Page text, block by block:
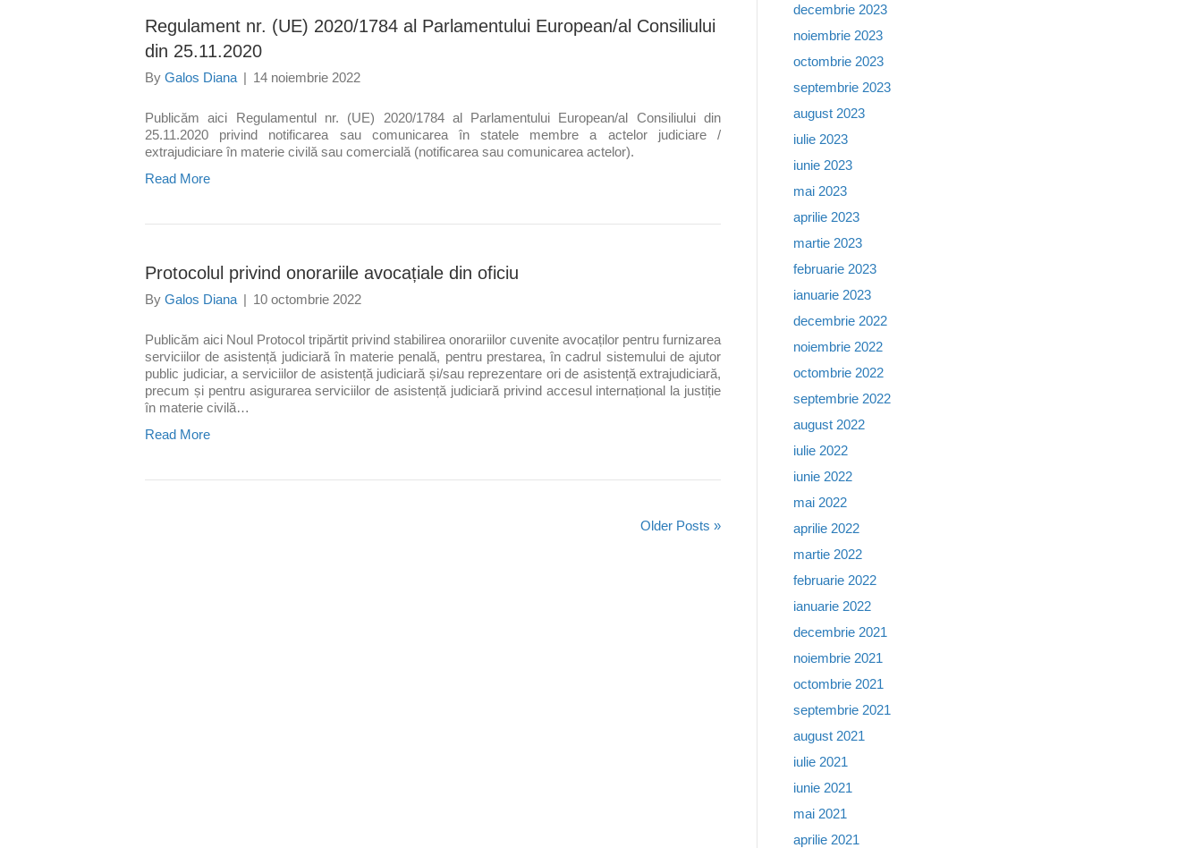
Regulament nr. (UE) 2020/1784 al Parlamentului European/al Consiliului
din 25.11.2020
By Galos Diana | 14 noiembrie 2022
Publicăm aici Regulamentul nr. (UE) 2020/1784 al Parlamentului European/al Consiliului din
25.11.2020 privind notificarea sau comunicarea în statele membre a actelor judiciare /
extrajudiciare în materie civilă sau comercială (notificarea sau comunicarea actelor).
Read More
Protocolul privind onorariile avocațiale din oficiu
By Galos Diana | 10 octombrie 2022
Publicăm aici Noul Protocol tripărtit privind stabilirea onorariilor cuvenite avocaților pentru furnizarea
serviciilor de asistență judiciară în materie penală, pentru prestarea, în cadrul sistemului de ajutor
public judiciar, a serviciilor de asistență judiciară și/sau reprezentare ori de asistență extrajudiciară,
precum și pentru asigurarea serviciilor de asistență judiciară privind accesul internațional la justiție
în materie civilă…
Read More
Older Posts »
decembrie 2023
noiembrie 2023
octombrie 2023
septembrie 2023
august 2023
iulie 2023
iunie 2023
mai 2023
aprilie 2023
martie 2023
februarie 2023
ianuarie 2023
decembrie 2022
noiembrie 2022
octombrie 2022
septembrie 2022
august 2022
iulie 2022
iunie 2022
mai 2022
aprilie 2022
martie 2022
februarie 2022
ianuarie 2022
decembrie 2021
noiembrie 2021
octombrie 2021
septembrie 2021
august 2021
iulie 2021
iunie 2021
mai 2021
aprilie 2021